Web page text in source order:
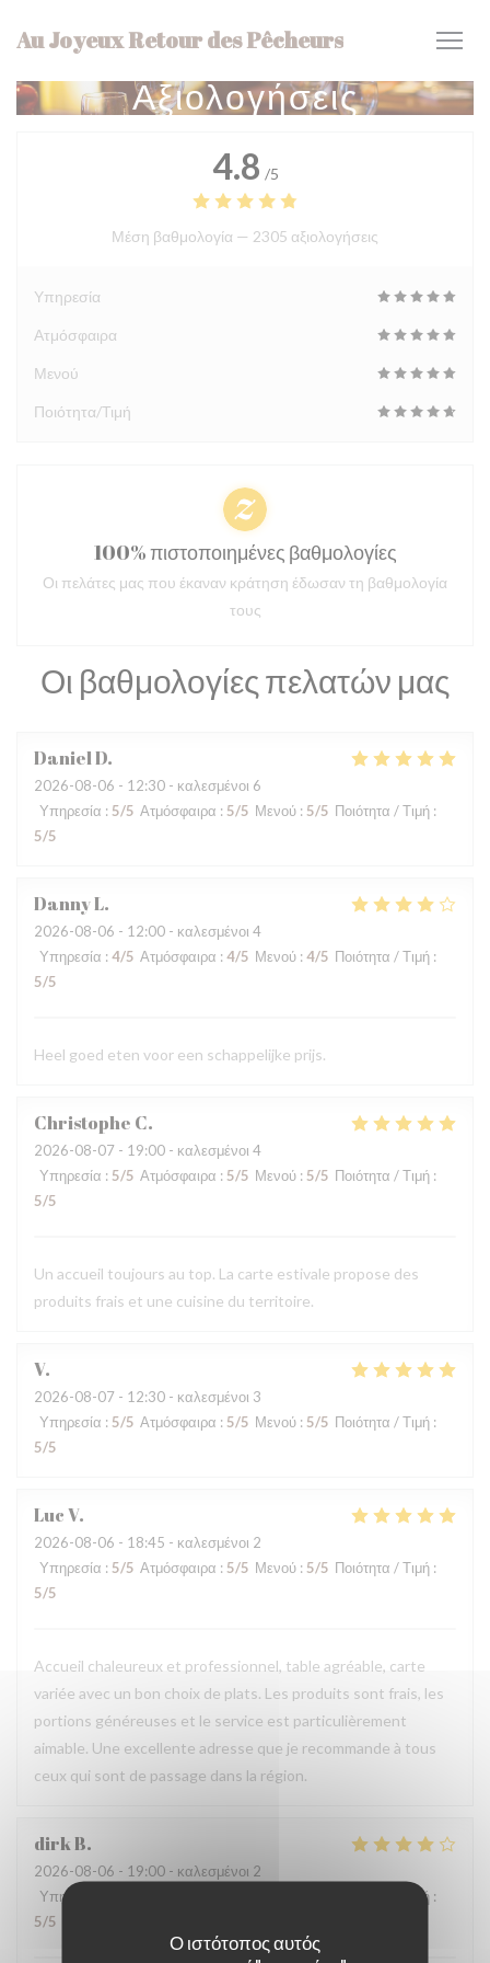
Ο ιστότοπος αυτός
Au Joyeux Retour des Pêcheurs
Αξιολογήσεις
Οι βαθμολογίες πελατών μας
DanielD
2026-08-06 - 12:30 - καλεσμένοι 6
Υπηρεσία : 5/5 Ατμόσφαιρα : 5/5 Μενού : 5/5 Ποιότητα / Τιμή :
5/5
DannyL
2026-08-06 - 12:00 - καλεσμένοι 4
Υπηρεσία : 4/5 Ατμόσφαιρα : 4/5 Μενού : 4/5 Ποιότητα / Τιμή :
5/5
Heel goed eten voor een schappelijke prijs.
Christophe C
2026-08-07 - 19:00 - καλεσμένοι 4
Υπηρεσία : 5/5 Ατμόσφαιρα : 5/5 Μενού : 5/5 Ποιότητα / Τιμή :
5/5
Un accueil toujours au top. La carte estivale propose des
produits frais et une cuisine du territoire.
V
2026-08-07 - 12:30 - καλεσμένοι 3
Υπηρεσία : 5/5 Ατμόσφαιρα : 5/5 Μενού : 5/5 Ποιότητα / Τιμή :
5/5
LucV
2026-08-06 - 18:45 - καλεσμένοι 2
Υπηρεσία : 5/5 Ατμόσφαιρα : 5/5 Μενού : 5/5 Ποιότητα / Τιμή :
5/5
Accueil chaleureux et professionnel, table agréable, carte
variée avec un bon choix de plats. Les produits sont frais, les
portions généreuses et le service est particulièrement
aimable. Une excellente adresse que je recommande à tous
ceux qui sont de passage dans la région.
dirkB
2026-08-06 - 19:00 - καλεσμένοι 2
Υπηρεσία
Ποιότητα / Τιμή :
5/5
4.8 /5
Μέση βαθμολογία — 2305 αξιολογήσεις
Υπηρεσία
Ατμόσφαιρα
Μενού
Ποιότητα/Τιμή
100% πιστοποιημένες βαθμολογίες
Οι πελάτες μας που έκαναν κράτηση έδωσαν τη βαθμολογία
τους